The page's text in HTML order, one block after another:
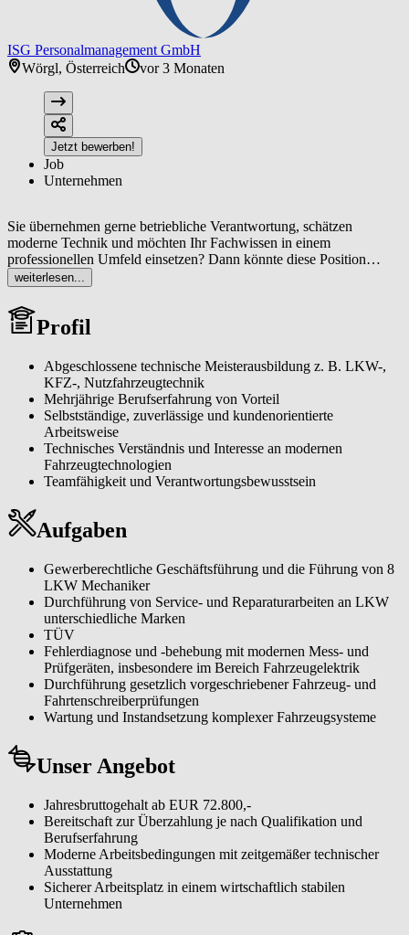
ISG Personalmanagement GmbH
Wörgl, Österreich
vor 3 Monaten
Jetzt bewerben!
Job
Unternehmen
Sie übernehmen gerne betriebliche Verantwortung, schätzen
moderne Technik und möchten Ihr Fachwissen in einem
professionellen Umfeld einsetzen? Dann könnte diese Position
genau das Richtige für Sie. Für ein etabliertes und erfolgreiches
Unternehmen im Bereich Nutzfahrzeuge suchen wir einen
engagierten LKW-/ KFZ-Mechaniker Meister (m/w/d) für die
Werkstätte im Raum Wörgl.
weiterlesen...
Profil
Abgeschlossene technische Meisterausbildung z. B. LKW-,
KFZ-, Nutzfahrzeugtechnik
Mehrjährige Berufserfahrung von Vorteil
Selbstständige, zuverlässige und kundenorientierte
Arbeitsweise
Technisches Verständnis und Interesse an modernen
Fahrzeugtechnologien
Teamfähigkeit und Verantwortungsbewusstsein
Aufgaben
Gewerberechtliche Geschäftsführung und die Führung von 8
LKW Mechaniker
Durchführung von Service- und Reparaturarbeiten an LKW
unterschiedliche Marken
TÜV
Fehlerdiagnose und -behebung mit modernen Mess- und
Prüfgeräten, insbesondere im Bereich Fahrzeugelektrik
Durchführung gesetzlich vorgeschriebener Fahrzeug- und
Fahrtenschreiberprüfungen
Wartung und Instandsetzung komplexer Fahrzeugsysteme
Unser Angebot
Jahresbruttogehalt ab EUR 72.800,-
Bereitschaft zur Überzahlung je nach Qualifikation und
Berufserfahrung
Moderne Arbeitsbedingungen mit zeitgemäßer technischer
Ausstattung
Sicherer Arbeitsplatz in einem wirtschaftlich stabilen
Unternehmen